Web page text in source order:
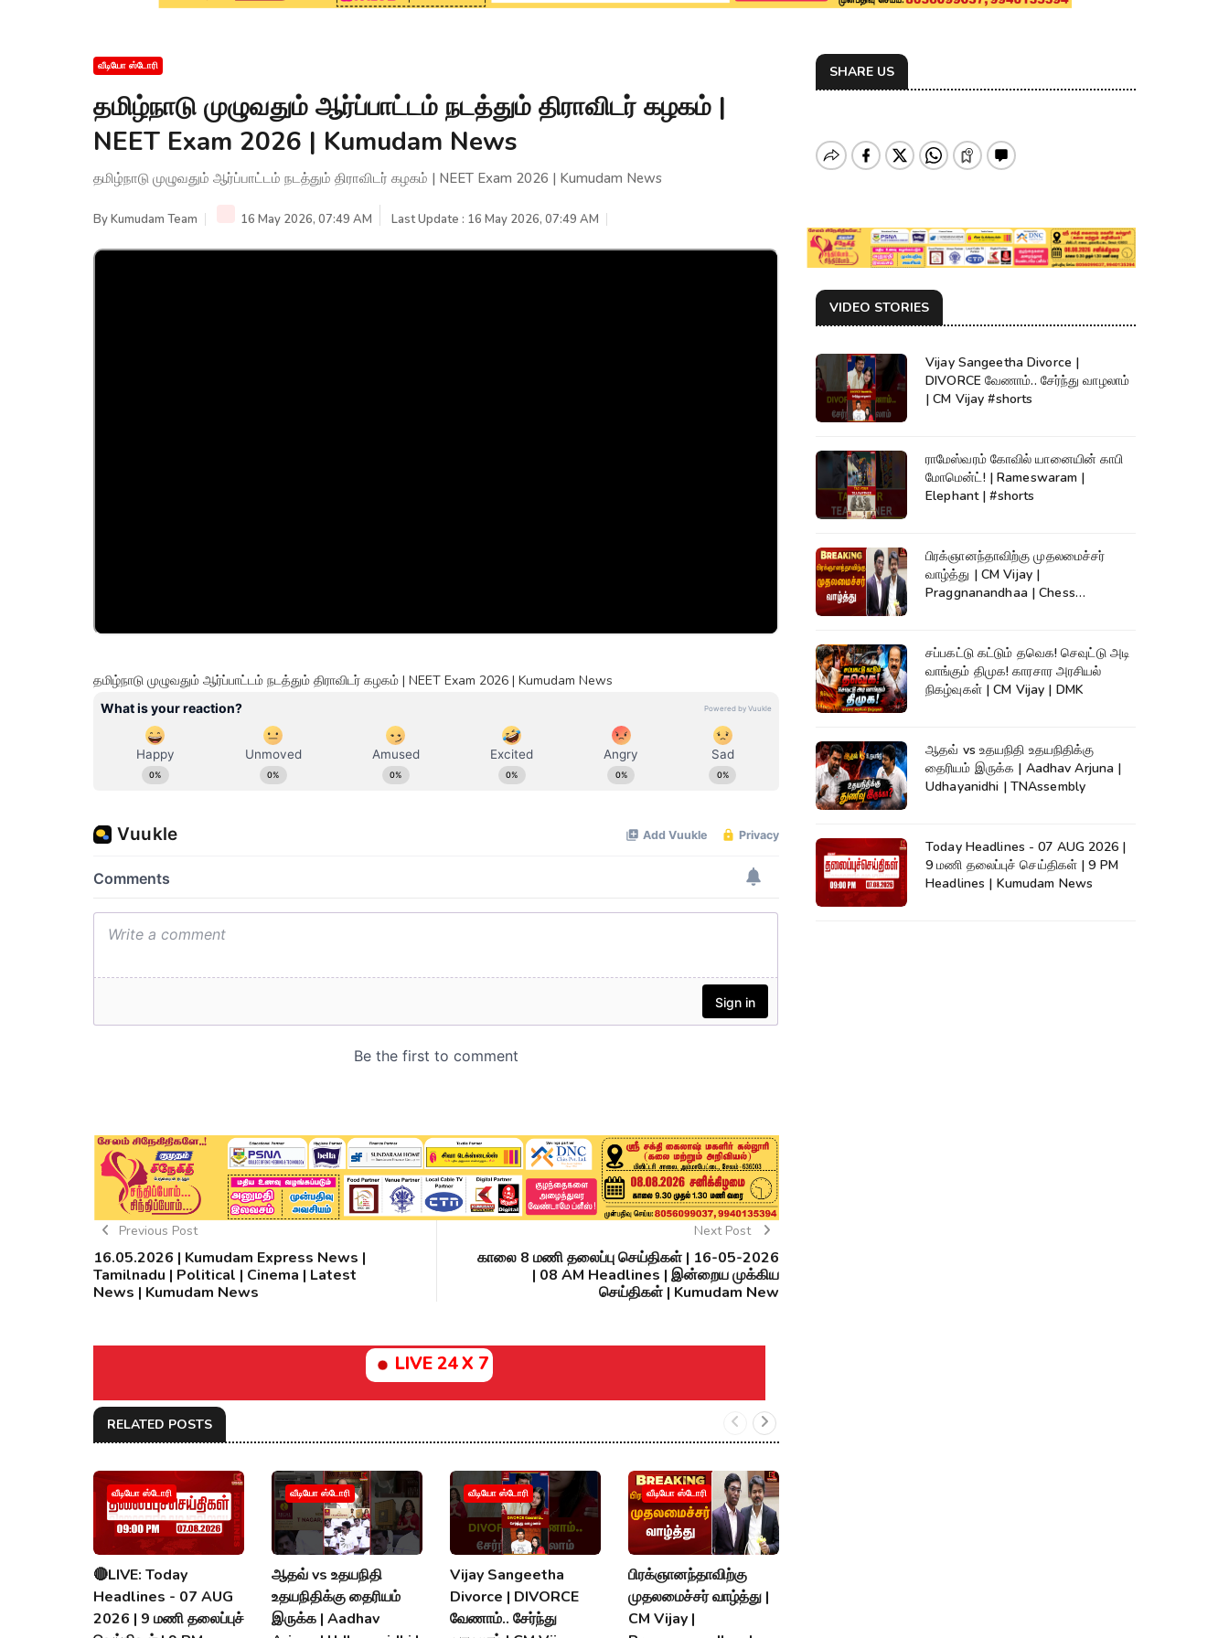
வீடியோ ஸ்டோரி
தமிழ்நாடு முழுவதும் ஆர்ப்பாட்டம் நடத்தும் திராவிடர் கழகம் |
NEET Exam 2026 | Kumudam News
தமிழ்நாடு முழுவதும் ஆர்ப்பாட்டம் நடத்தும் திராவிடர் கழகம் | NEET Exam 2026 | Kumudam News
ByKumudam Team 16 May 2026, 07:49 AM Last Update : 16 May 2026, 07:49 AM
தமிழ்நாடு முழுவதும் ஆர்ப்பாட்டம் நடத்தும் திராவிடர் கழகம் | NEET Exam 2026 | Kumudam News
Previous Post
16.05.2026 | Kumudam Express News |
Tamilnadu | Political | Cinema | Latest
News | Kumudam News
Next Post
காலை 8 மணி தலைப்பு செய்திகள் | 16-05-2026
| 08 AM Headlines | இன்றைய முக்கிய
செய்திகள் | Kumudam New
LIVE 24 X 7
RELATED POSTS
வீடியோ ஸ்டோரி
🔴LIVE: Today
Headlines - 07 AUG
2026 | 9 மணி தலைப்புச்
வீடியோ ஸ்டோரி
ஆதவ் vs உதயநிதி
உதயநிதிக்கு தைரியம்
இருக்க | Aadhav
வீடியோ ஸ்டோரி
Vijay Sangeetha
Divorce | DIVORCE
வேணாம்.. சேர்ந்து
வீடியோ ஸ்டோரி
பிரக்ஞானந்தாவிற்கு
முதலமைச்சர் வாழ்த்து |
CM Vijay |
SHARE US
VIDEO STORIES
Vijay Sangeetha Divorce |
DIVORCE வேணாம்.. சேர்ந்து வாழலாம்
| CM Vijay #shorts
ராமேஸ்வரம் கோவில் யானையின் காபி
மோமென்ட்! | Rameswaram |
Elephant | #shorts
பிரக்ஞானந்தாவிற்கு முதலமைச்சர்
வாழ்த்து | CM Vijay |
Praggnanandhaa | Chess
சப்பகட்டு கட்டும் தவெக! செவுட்டு அடி
வாங்கும் திமுக! காரசார அரசியல்
நிகழ்வுகள் | CM Vijay | DMK
ஆதவ் vs உதயநிதி உதயநிதிக்கு
தைரியம் இருக்க | Aadhav Arjuna |
Udhayanidhi | TNAssembly
Today Headlines - 07 AUG 2026 |
9 மணி தலைப்புச் செய்திகள் | 9 PM
Headlines | Kumudam News